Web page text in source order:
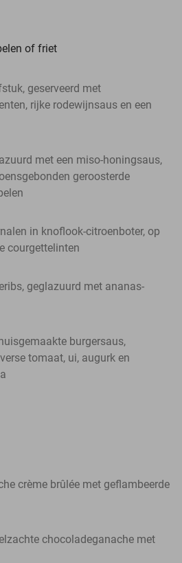
of friet
geserveerd met
rijke rodewijnsaus en een
met een miso-honingsaus,
geroosterde
in knoflook-citroenboter, op
courgettelinten
geglazuurd met ananas-
burgersaus,
tomaat, ui, augurk en
crème brûlée met geflambeerde
chocoladeganache met